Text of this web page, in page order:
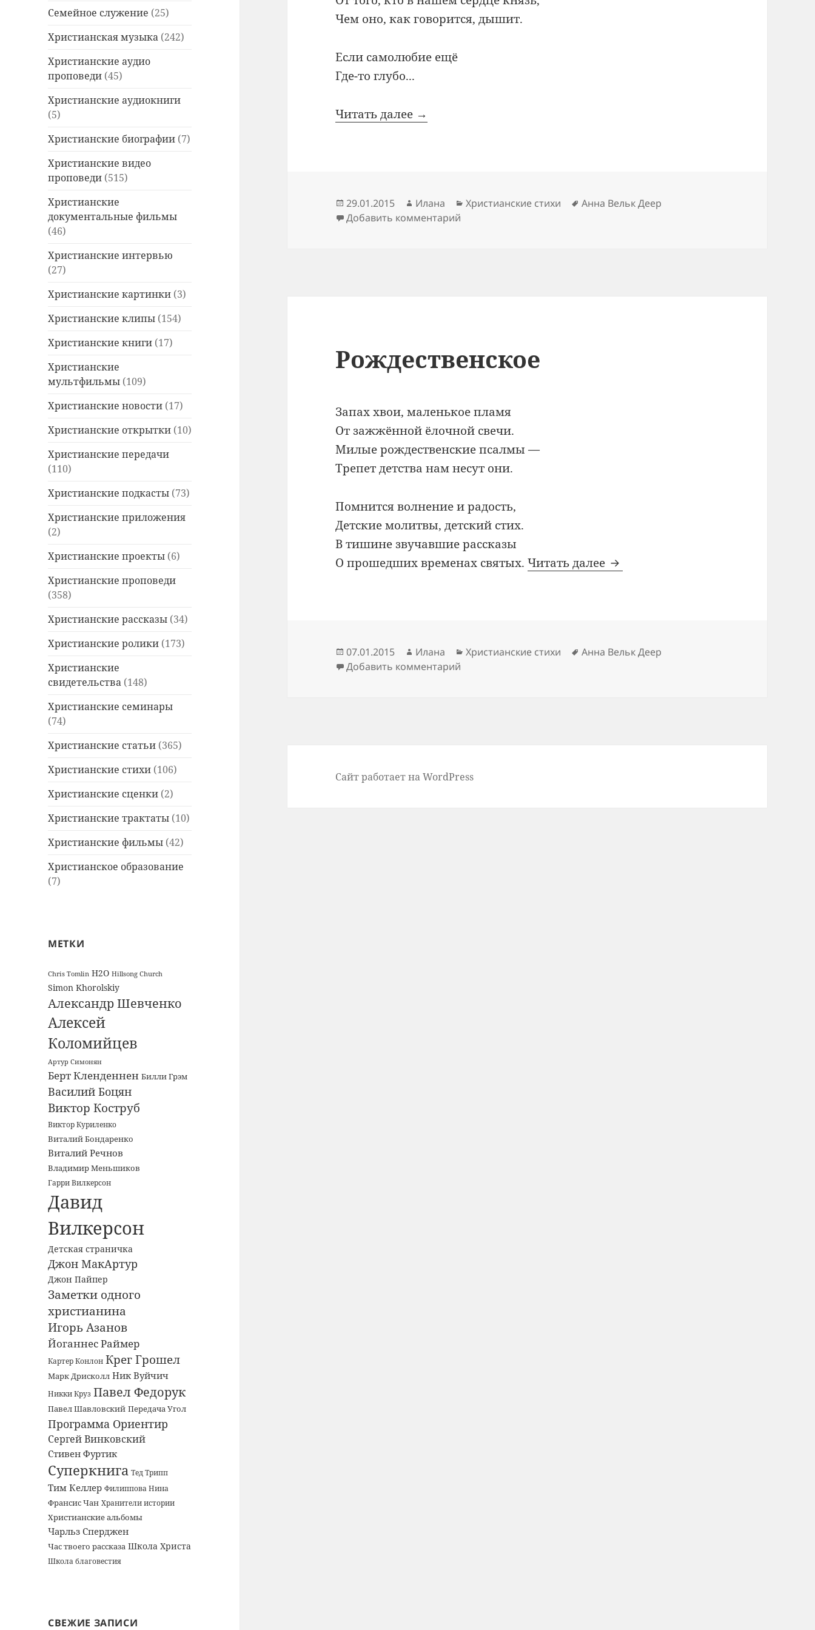
Семейное служение (25)
Христианская музыка (242)
Христианские аудио
проповеди (45)
Христианские аудиокниги
(5)
Христианские биографии (7)
Христианские видео
проповеди (515)
Христианские
документальные фильмы
(46)
Христианские интервью
(27)
Христианские картинки (3)
Христианские клипы (154)
Христианские книги (17)
Христианские
мультфильмы (109)
Христианские новости (17)
Христианские открытки (10)
Христианские передачи
(110)
Христианские подкасты (73)
Христианские приложения
(2)
Христианские проекты (6)
Христианские проповеди
(358)
Христианские рассказы (34)
Христианские ролики (173)
Христианские
свидетельства (148)
Христианские семинары
(74)
Христианские статьи (365)
Христианские стихи (106)
Христианские сценки (2)
Христианские трактаты (10)
Христианские фильмы (42)
Христианское образование
(7)
МЕТКИ
Chris Tomlin H2O Hillsong Church
Simon Khorolskiy
Александр Шевченко
Алексей
Коломийцев
Артур Симонян
Берт Кленденнен Билли Грэм
Василий Боцян
Виктор Коструб
Виктор Куриленко
Виталий Бондаренко
Виталий Речнов
Владимир Меньшиков
Гарри Вилкерсон
Давид
Вилкерсон
Детская страничка
Джон МакАртур
Джон Пайпер
Заметки одного
христианина
Игорь Азанов
Йоганнес Раймер
Картер Конлон Крег Грошел
Марк Дрисколл Ник Вуйчич
Никки Круз Павел Федорук
Павел Шавловский Передача Угол
Программа Ориентир
Сергей Винковский
Стивен Фуртик
Суперкнига Тед Трипп
Тим Келлер Филиппова Нина
Франсис Чан Хранители истории
Христианские альбомы
Чарльз Сперджен
Час твоего рассказа Школа Христа
Школа благовестия
СВЕЖИЕ ЗАПИСИ
Чем оно, как говорится, дышит.
Если самолюбие ещё
Где-то глубо...
Читать далее →
Опубликовано
29.01.2015 Автор
Илана Рубрики
Христианские стихи Метки
Анна Вельк Деер
Добавить комментарий
Рождественское
Запах хвои, маленькое пламя
От зажжённой ёлочной свечи.
Милые рождественские псалмы —
Трепет детства нам несут они.
Помнится волнение и радость,
Детские молитвы, детский стих.
В тишине звучавшие рассказы
О прошедших временах святых.Читать далее Рождественское
Опубликовано
07.01.2015 Автор
Илана Рубрики
Христианские стихи Метки
Анна Вельк Деер
Добавить комментарий
Сайт работает на WordPress